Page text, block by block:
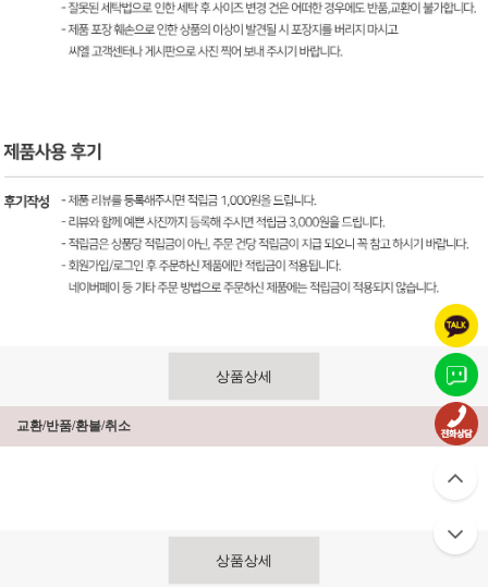
상품상세
교환/반품/환불/취소
상품상세